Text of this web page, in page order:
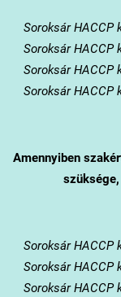
SoroksárHACCP
Soroksár HACCP
Soroksár HACCP
Soroksár HACCP
Amennyiben
SoroksárHACCP
Soroksár HACCP
Soroksár HACCP